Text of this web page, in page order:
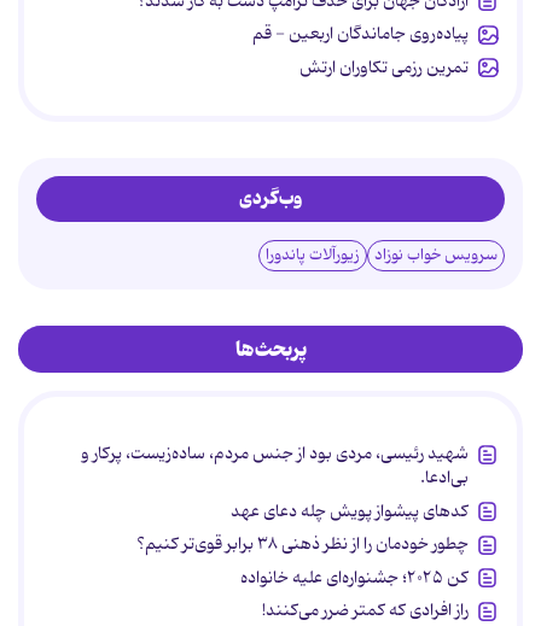
پیاده‌روی جاماندگان اربعین - قم
تمرین رزمی تکاوران ارتش
وب‌گردی
سرویس خواب نوزاد زیورآلات پاندورا
پربحث‌ها
شهید رئیسی، مردی بود از جنس مردم، ساده‌زیست، پرکار و
بی‌ادعا.
کدهای پیشواز پویش چله دعای عهد
چطور خودمان را از نظر ذهنی ۳۸ برابر قوی‌تر کنیم؟
کن ۲۰۲۵؛ جشنواره‌ای علیه خانواده
راز افرادی که کمتر ضرر می‌کنند!